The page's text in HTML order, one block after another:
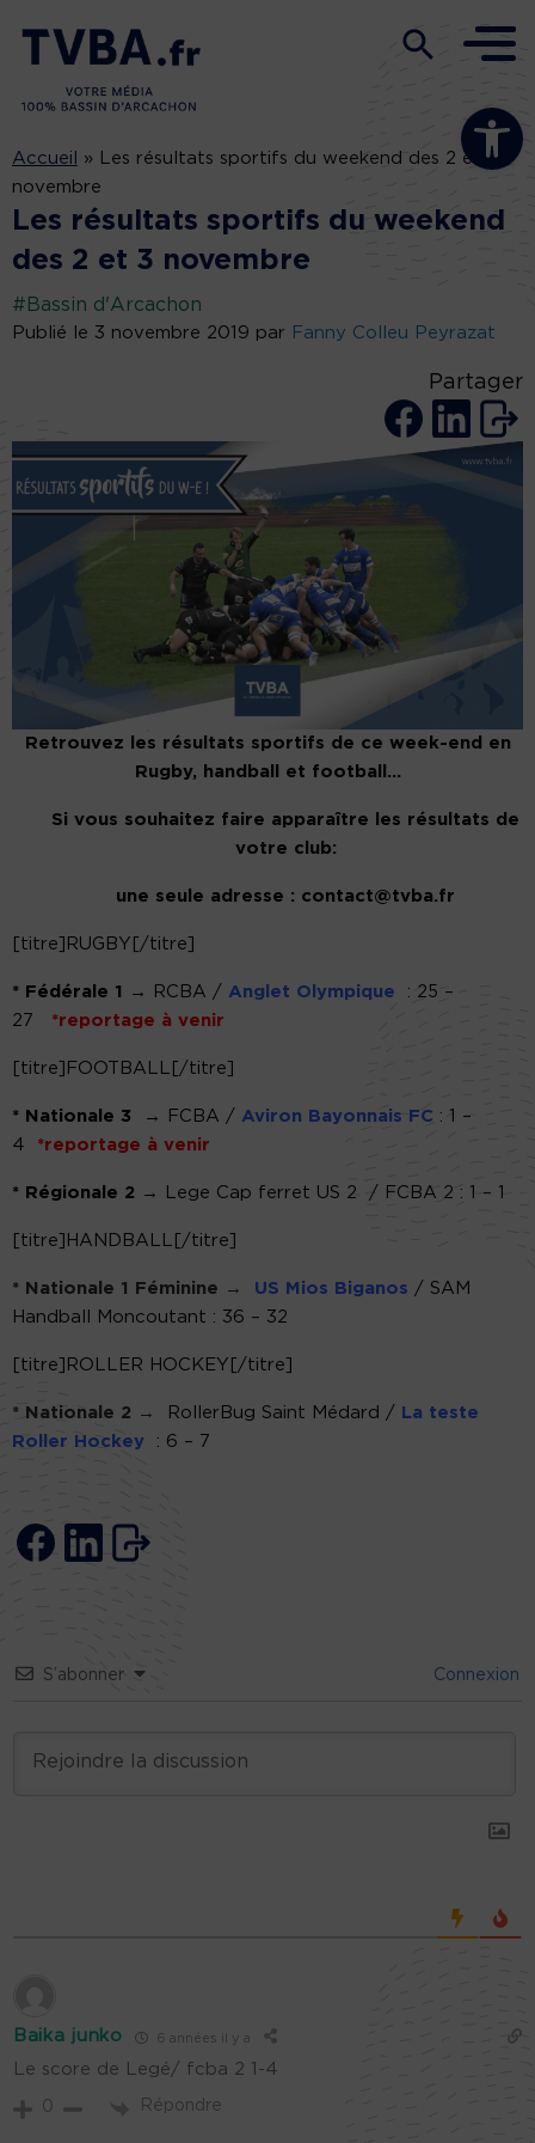
Ouvrir la
Accueil »
Les résultats sportifs du weekend des 2 et 3
novembre
Les résultats sportifs du weekend
des 2 et 3 novembre
#Bassin d'Arcachon
Publié le 3 novembre 2019 par Fanny Colleu Peyrazat
Partager
Retrouvez les résultats sportifs de ce week-end en
Rugby, handball et football…
Si vous souhaitez faire apparaître les résultats de
votre club:
une seule adresse : contact@tvba.fr
[titre]RUGBY[/titre]
* Fédérale 1 → RCBA / Anglet Olympique : 25 –
27
*reportage à venir
[titre]FOOTBALL[/titre]
* Nationale 3 → FCBA / Aviron Bayonnais FC : 1 –
4 *reportage à venir
* Régionale 2 → Lege Cap ferret US 2 / FCBA 2 : 1 – 1
[titre]HANDBALL[/titre]
* Nationale 1 Féminine → US Mios Biganos / SAM
Handball Moncoutant : 36 – 32
[titre]ROLLER HOCKEY[/titre]
* Nationale 2 → RollerBug Saint Médard / La teste
Roller Hockey : 6 – 7
S’abonner Connexion
Baika junko 6 années il y a
Le score de Legé/ fcba 2 1-4
0 Répondre